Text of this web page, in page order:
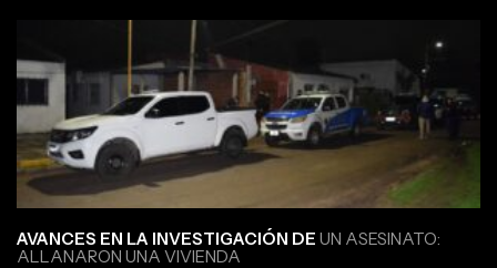
AVANCES EN LA INVESTIGACIÓN DE UN ASESINATO:
ALLANARON UNA VIVIENDA